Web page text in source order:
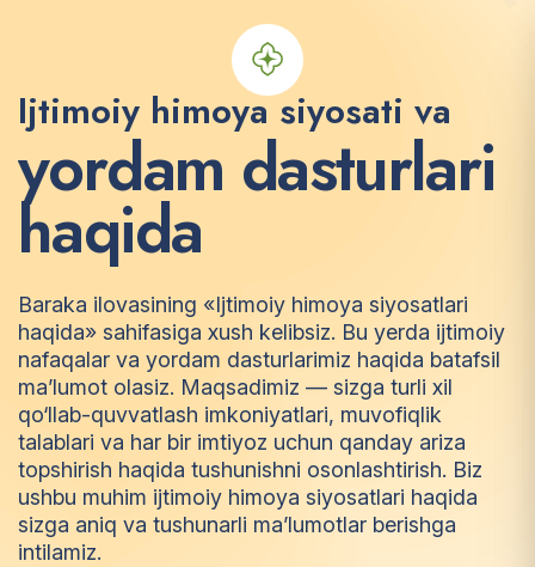
Ijtimoiy himoya siyosati va
yordam dasturlari
haqida
Baraka ilovasining «Ijtimoiy himoya siyosatlari
haqida» sahifasiga xush kelibsiz. Bu yerda ijtimoiy
nafaqalar va yordam dasturlarimiz haqida batafsil
ma’lumot olasiz. Maqsadimiz — sizga turli xil
qo‘llab-quvvatlash imkoniyatlari, muvofiqlik
talablari va har bir imtiyoz uchun qanday ariza
topshirish haqida tushunishni osonlashtirish. Biz
ushbu muhim ijtimoiy himoya siyosatlari haqida
sizga aniq va tushunarli ma’lumotlar berishga
intilamiz.